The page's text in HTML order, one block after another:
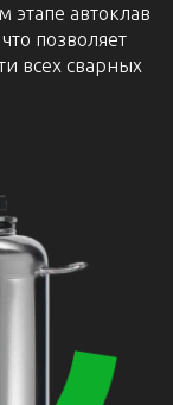
этапе автоклав
позволяет
всех сварных